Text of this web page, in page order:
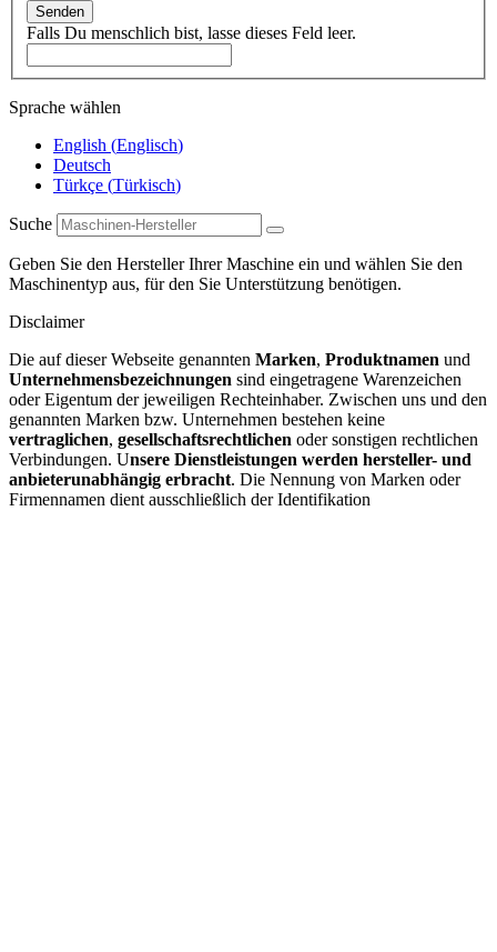
Senden
Falls Du menschlich bist, lasse dieses Feld leer.
Sprache wählen
English (Englisch)
Deutsch
Türkçe (Türkisch)
Suche
Geben Sie den Hersteller Ihrer Maschine ein und wählen Sie den
Maschinentyp aus, für den Sie Unterstützung benötigen.
Disclaimer
Die auf dieser Webseite genannten Marken, Produktnamen und
Unternehmensbezeichnungen sind eingetragene Warenzeichen
oder Eigentum der jeweiligen Rechteinhaber. Zwischen uns und den
genannten Marken bzw. Unternehmen bestehen keine
vertraglichen, gesellschaftsrechtlichen oder sonstigen rechtlichen
Verbindungen. Unsere Dienstleistungen werden hersteller- und
anbieterunabhängig erbracht. Die Nennung von Marken oder
Firmennamen dient ausschließlich der Identifikation